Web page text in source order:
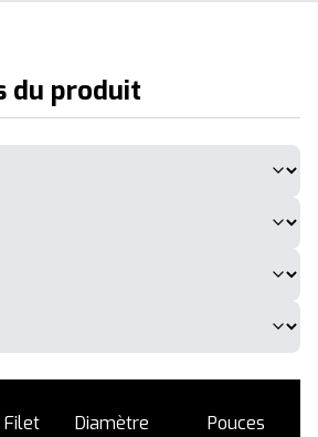
du produit
Filet Diamètre Pouces